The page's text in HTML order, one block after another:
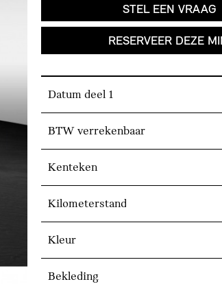
STEL EEN VRAAG
RESERVEER DEZE
Datum deel 1
BTW verrekenbaar
Kenteken
Kilometerstand
Kleur
Bekleding